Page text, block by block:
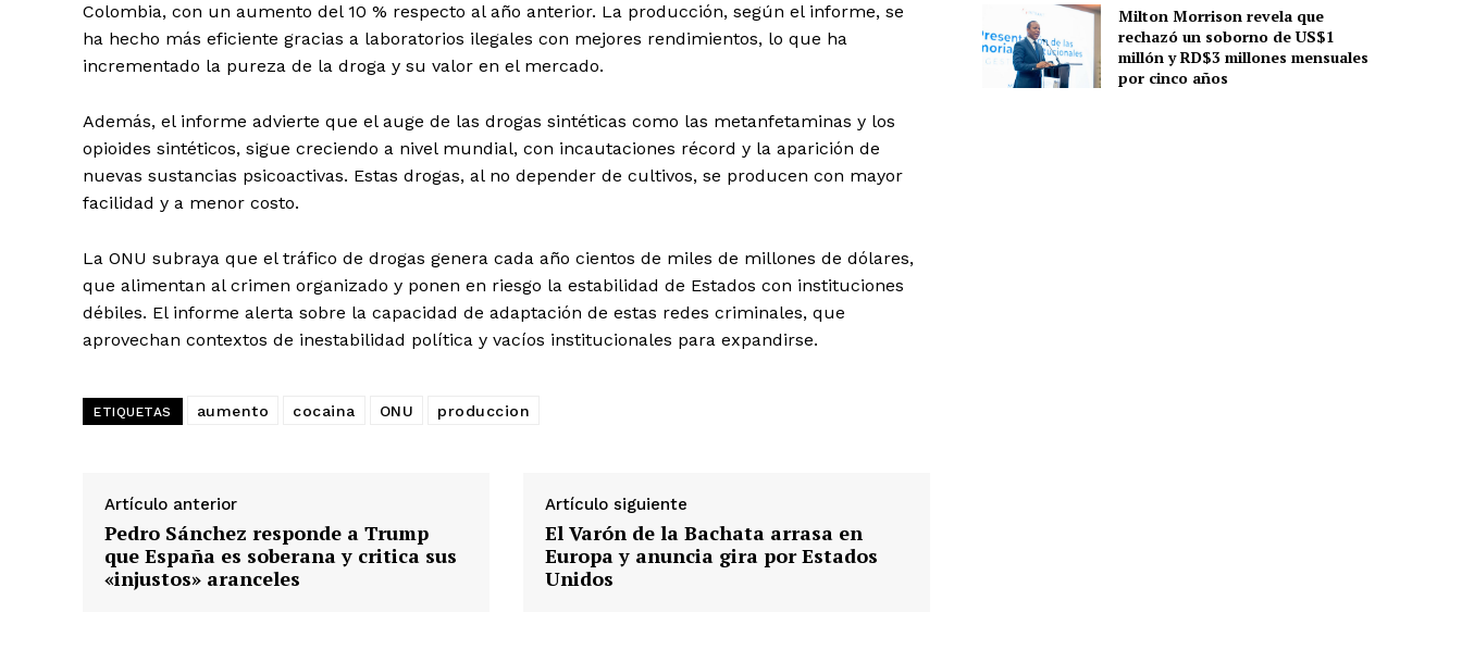
Colombia, con un aumento del 10 % respecto al año anterior. La producción, según el informe, se
ha hecho más eficiente gracias a laboratorios ilegales con mejores rendimientos, lo que ha
incrementado la pureza de la droga y su valor en el mercado.
Además, el informe advierte que el auge de las drogas sintéticas como las metanfetaminas y los
opioides sintéticos, sigue creciendo a nivel mundial, con incautaciones récord y la aparición de
nuevas sustancias psicoactivas. Estas drogas, al no depender de cultivos, se producen con mayor
facilidad y a menor costo.
La ONU subraya que el tráfico de drogas genera cada año cientos de miles de millones de dólares,
que alimentan al crimen organizado y ponen en riesgo la estabilidad de Estados con instituciones
débiles. El informe alerta sobre la capacidad de adaptación de estas redes criminales, que
aprovechan contextos de inestabilidad política y vacíos institucionales para expandirse.
ETIQUETAS aumento cocaina ONU produccion
Artículo anterior
Pedro Sánchez responde a Trump
que España es soberana y critica sus
«injustos» aranceles
Artículo siguiente
El Varón de la Bachata arrasa en
Europa y anuncia gira por Estados
Unidos
Milton Morrison revela que
rechazó un soborno de US$1
millón y RD$3 millones mensuales
por cinco años